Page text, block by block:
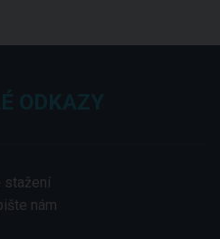
stažení
nám